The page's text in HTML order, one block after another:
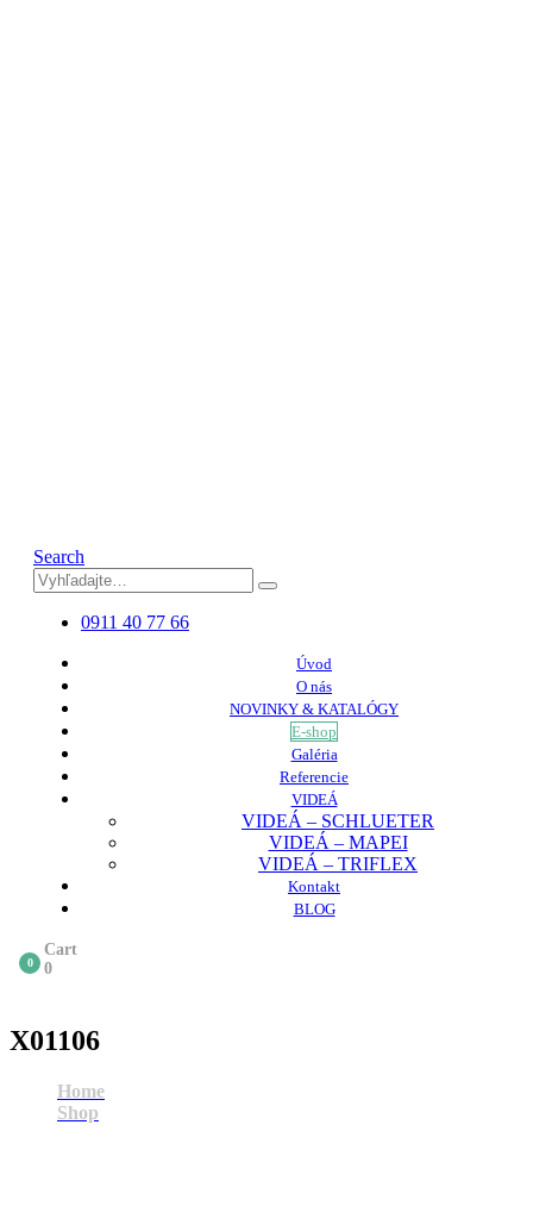
Search
0911 40 77 66
Úvod
O nás
NOVINKY & KATALÓGY
E-shop
Galéria
Referencie
VIDEÁ
VIDEÁ – SCHLUETER
VIDEÁ – MAPEI
VIDEÁ – TRIFLEX
Kontakt
BLOG
0
Cart
0
X01106
Home
Shop